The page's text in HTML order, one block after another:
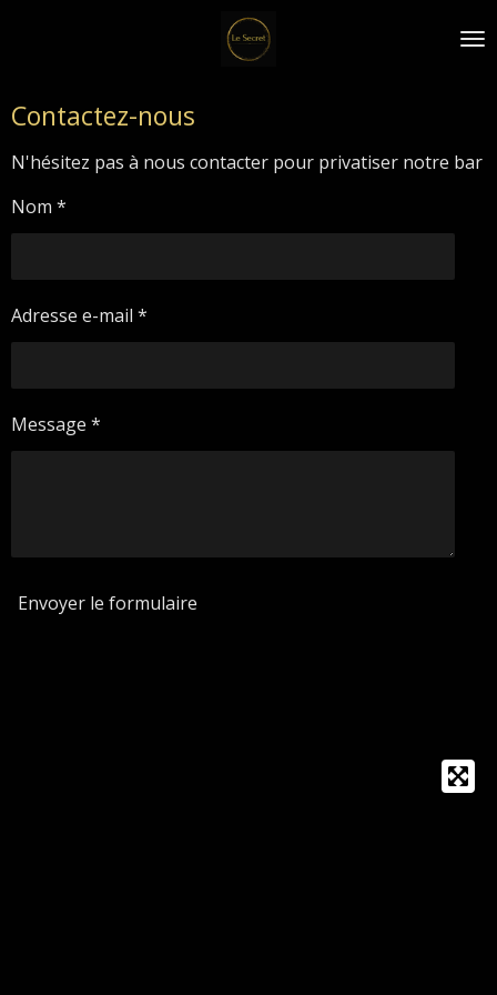
principal
Contactez-nous
N'hésitez pas à nous contacter pour privatiser notre bar
Nom *
Adresse e-mail *
Message *
Envoyer le formulaire